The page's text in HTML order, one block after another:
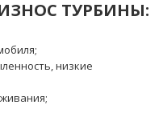
низкие